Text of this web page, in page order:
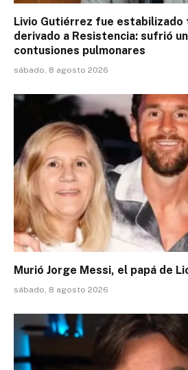
Livio Gutiérrez fue
derivado a Resistencia: sufrió
contusiones pulmonares
sábado, 8 agosto 2026
Murió Jorge Messi, el papá de
sábado, 8 agosto 2026